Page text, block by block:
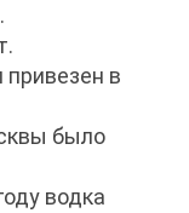
в
было
водка